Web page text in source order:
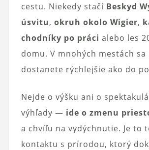
cestu. Niekedy stačí Beskyd
úsvitu, okruh okolo Wigier,
chodníky po práci alebo les
domu. V mnohých mestách
dostanete rýchlejšie ako do
Nejde o výšku ani o
výhľady — ide o zmenu
a chvíľu na vydýchnutie. Je to
kontaktu s prírodou, ktorý